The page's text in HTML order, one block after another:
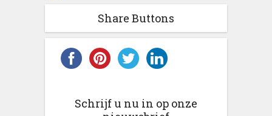
Share Buttons
Schrijf u nu in op onze